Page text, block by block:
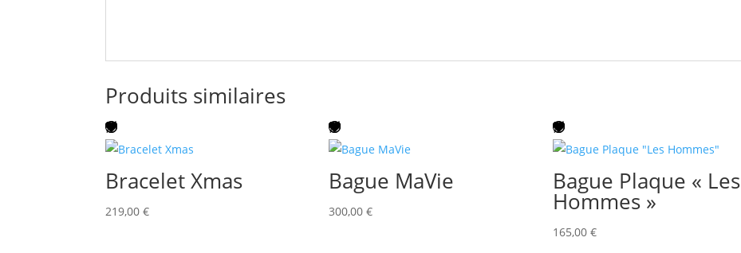
Produits similaires
Bracelet Xmas
219,00 €
Bague MaVie
300,00€
Bague Plaque « Les
Hommes »
165,00 €